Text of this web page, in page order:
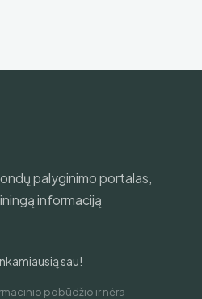
palyginimo portalas,
informaciją
sau!
pobūdžio ir nėra